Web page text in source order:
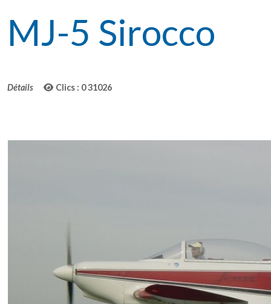
MJ-5 Sirocco
Détails Clics : 031026